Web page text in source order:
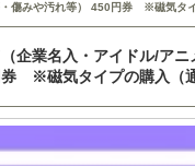
・傷みや汚れ等） 450円券 ※磁気タ
企業名入・アイドル/ア
※磁気タイプの購入（通